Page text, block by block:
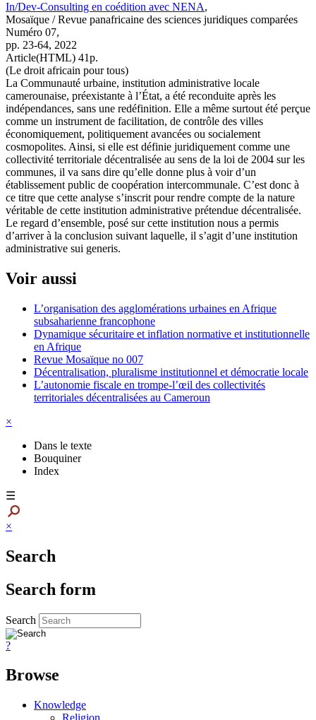
In/Dev-Consulting en coédition avec NENA,
Mosaïque / Revue panafricaine des sciences juridiques comparées
Numéro 07,
pp. 23-64, 2022
Article(HTML) 41p.
(Le droit africain pour tous)
La Communauté urbaine, institution administrative locale
camerounaise, préexistante à l’État, a été reconduite après les
indépendances, sans une redéfinition. Elle a même surtout été perçue
comme un instrument de facilitation, de contrôle des villes
économiquement, politiquement avancées ou socialement
cosmopolites. Ainsi, si elle est définie juridiquement comme une
collectivité territoriale décentralisée au sens de la loi de 2004 sur les
communes, il va sans dire qu’elle donne plus à voir d’un
établissement public de coopération intercommunale. C’est donc à
ce titre que cette analyse s’inscrit pour rendre compte de la nature
véritable de cette institution administrative prétendue décentralisée.
Le regard d’ensemble, posé sur cette institution nous a permis
d’arriver à la conclusion suivant laquelle, il s’agit d’une institution
administrative sui generis.
Voir aussi
L’organisation des agglomérations urbaines en Afrique
subsaharienne francophone
Dynamique sécuritaire et inflation normative et institutionnelle
en Afrique
Revue Mosaïque no 007
Décentralisation, pluralisme institutionnel et démocratie locale
L’autonomie fiscale en trompe-l’œil des collectivités
territoriales décentralisées au Cameroun
×
Dans le texte
Bouquiner
Index
☰
×
Search
Search form
Search
?
Browse
Knowledge